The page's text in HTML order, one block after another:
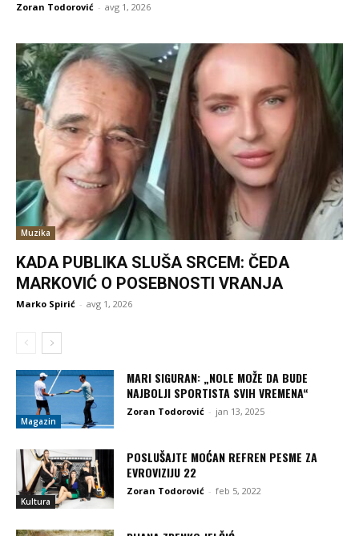
Zoran Todorović - avg 1, 2026
Muzika
KADA PUBLIKA SLUŠA SRCEM: ČEDA
MARKOVIĆ O POSEBNOSTI VRANJA
Marko Spirić - avg 1, 2026
Magazin
MARI SIGURAN: „NOLE MOŽE DA BUDE
NAJBOLJI SPORTISTA SVIH VREMENA“
Zoran Todorović - jan 13, 2025
Kultura
POSLUŠAJTE MOĆAN REFREN PESME ZA
EVROVIZIJU 22
Zoran Todorović - feb 5, 2022